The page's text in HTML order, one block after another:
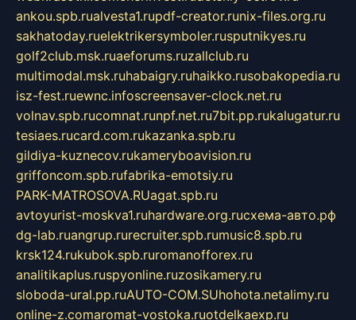
ankou.spb.rualvesta1.rupdf-creator.runix-files.org.ru
sakhatoday.ruelektrikersymboler.rusputnikyes.ru
golf2club.msk.ruaeforums.ruzallclub.ru
multimodal.msk.ruhabaigry.ruhaikko.rusobakopedia.ru
isz-fest.ruewnc.infoscreensaver-clock.net.ru
volnav.spb.rucomnat.runpf.net.ru7bit.pp.rukalugatur.ru
tesiaes.rucard.com.rukazanka.spb.ru
gildiya-kuznecov.rukameryboavision.ru
griffoncom.spb.rufabrika-emotsiy.ru
PARK-MATROSOVA.RUagat.spb.ru
avtoyurist-moskva1.ruhardware.org.ruсхема-авто.рф
dg-lab.ruangrup.rurecruiter.spb.rumusic8.spb.ru
krsk124.rukubok.spb.ruromanofforex.ru
analitikaplus.ruspyonline.ruzosikamery.ru
sloboda-ural.pp.ruAUTO-COM.SUhohota.netalimy.ru
online-z.comaromat-vostoka.ruotdelkaexp.ru